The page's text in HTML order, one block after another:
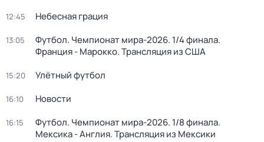
12:45 Небесная грация
13:05
Футбол. Чемпионат мира-2026. 1/4 финала.
Франция - Марокко. Трансляция из США
15:20 Улётный футбол
16:10 Новости
16:15
Футбол. Чемпионат мира-2026. 1/8 финала.
Мексика - Англия. Трансляция из Мексики